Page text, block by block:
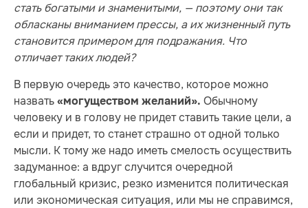
стать богатыми и знаменитыми, — поэтому они так
обласканы вниманием прессы, а их жизненный путь
становится примером для подражания. Что
отличает таких людей?
В первую очередь это качество, которое можно
назвать «могуществом желаний». Обычному
человеку и в голову не придет ставить такие цели, а
если и придет, то станет страшно от одной только
мысли. К тому же надо иметь смелость осуществить
задуманное: а вдруг случится очередной
глобальный кризис, резко изменится политическая
или экономическая ситуация, или мы не справимся,